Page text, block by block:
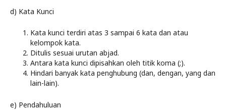
d) Kata Kunci
Kata kunci terdiri atas 3 sampai 6 kata dan atau
kelompok kata.
Ditulis sesuai urutan abjad.
Antara kata kunci dipisahkan oleh titik koma (;).
Hindari banyak kata penghubung (dan, dengan, yang dan
lain-lain).
e) Pendahuluan